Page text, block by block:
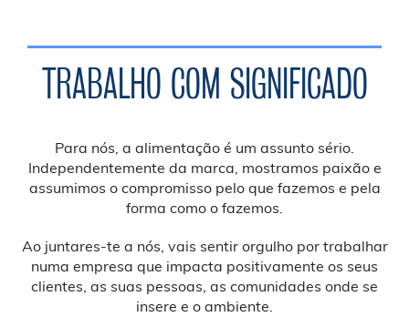
TRABALHO COM SIGNIFICADO
Para nós, a alimentação é um assunto sério.
Independentemente da marca, mostramos paixão e
assumimos o compromisso pelo que fazemos e pela
forma como o fazemos.
Ao juntares-te a nós, vais sentir orgulho por trabalhar
numa empresa que impacta positivamente os seus
clientes, as suas pessoas, as comunidades onde se
insere e o ambiente.